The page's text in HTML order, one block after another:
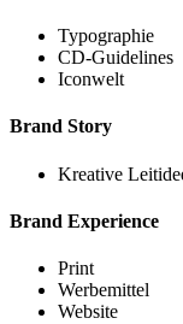
Typographie
CD-Guidelines
Iconwelt
Brand Story
Kreative
Brand Experience
Print
Werbemittel
Website